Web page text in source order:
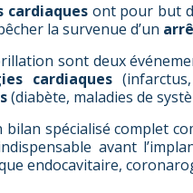
ont pour but
la survenue d’un
sont deux
cardiaques(infarctus,
(diabète, maladies de
bilan spécialisé complet
avant
endocavitaire,